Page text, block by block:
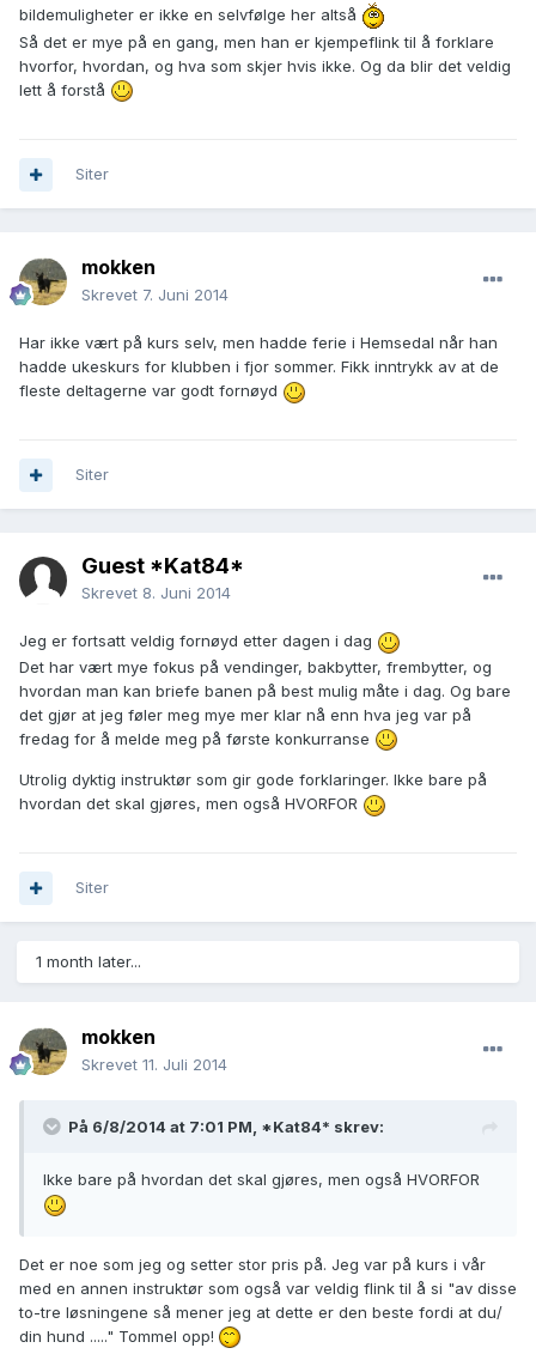
bildemuligheter er ikke en selvfølge her altså
Så det er mye på en gang, men han er kjempeflink til å forklare
hvorfor, hvordan, og hva som skjer hvis ikke. Og da blir det veldig
lett å forstå
Siter
mokken
Skrevet 7. Juni 2014
Har ikke vært på kurs selv, men hadde ferie i Hemsedal når han
hadde ukeskurs for klubben i fjor sommer. Fikk inntrykk av at de
fleste deltagerne var godt fornøyd
Siter
Guest *Kat84*
Skrevet 8. Juni 2014
Jeg er fortsatt veldig fornøyd etter dagen i dag
Det har vært mye fokus på vendinger, bakbytter, frembytter, og
hvordan man kan briefe banen på best mulig måte i dag. Og bare
det gjør at jeg føler meg mye mer klar nå enn hva jeg var på
fredag for å melde meg på første konkurranse
Utrolig dyktig instruktør som gir gode forklaringer. Ikke bare på
hvordan det skal gjøres, men også HVORFOR
Siter
1 month later...
mokken
Skrevet 11. Juli 2014
På 6/8/2014 at 7:01 PM, *Kat84* skrev:
Ikke bare på hvordan det skal gjøres, men også HVORFOR
Det er noe som jeg og setter stor pris på. Jeg var på kurs i vår
med en annen instruktør som også var veldig flink til å si "av disse
to-tre løsningene så mener jeg at dette er den beste fordi at du/
din hund ....." Tommel opp!